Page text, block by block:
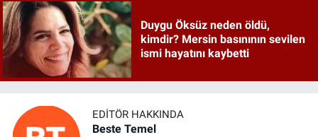
Duygu Öksüz neden öldü,
kimdir? Mersin basınının sevilen
ismi hayatını kaybetti
EDITÖR HAKKINDA
Beste Temel